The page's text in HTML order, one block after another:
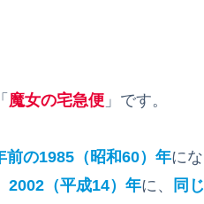
魔女の宅急便 」です。
前の1985（昭和60）年にな
2002（平成14）年に、
同じ